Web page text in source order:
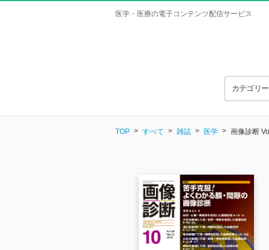
医学・医療の電子コンテンツ配信サービス
カテゴリ
TOP すべて 雑誌 医学 画像診断